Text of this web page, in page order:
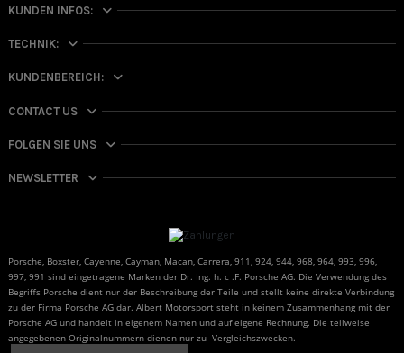
KUNDEN INFOS:
TECHNIK:
KUNDENBEREICH:
CONTACT US
FOLGEN SIE UNS
NEWSLETTER
Porsche, Boxster, Cayenne, Cayman, Macan, Carrera, 911, 924, 944, 968, 964, 993, 996,
997, 991 sind eingetragene Marken der Dr. Ing. h. c .F. Porsche AG. Die Verwendung des
Begriffs Porsche dient nur der Beschreibung der Teile und stellt keine direkte Verbindung
zu der Firma Porsche AG dar. Albert Motorsport steht in keinem Zusammenhang mit der
Porsche AG und handelt in eigenem Namen und auf eigene Rechnung. Die teilweise
angegebenen Originalnummern dienen nur zu Vergleichszwecken.